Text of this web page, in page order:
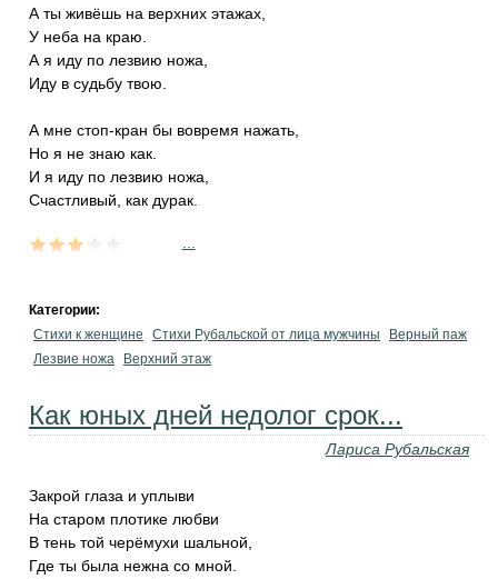
А ты живёшь на верхних этажах,
У неба на краю.
А я иду по лезвию ножа,
Иду в судьбу твою.
А мне стоп-кран бы вовремя нажать,
Но я не знаю как.
И я иду по лезвию ножа,
Счастливый, как дурак.
Категории:
Стихи к женщине
Стихи Рубальской от лица мужчины
Верный паж
Лезвие ножа
Верхний этаж
Как юных дней недолог срок...
Лариса Рубальская
Закрой глаза и уплыви
На старом плотике любви
В тень той черёмухи шальной,
Где ты была нежна со мной.